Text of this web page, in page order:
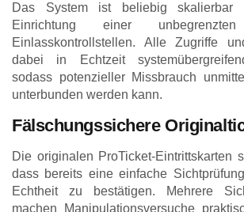
Das System ist beliebig skalierbar
Einrichtung einer
Einlasskontrollstellen. Alle Zugriffe
dabei in Echtzeit
sodass potenzieller Missbrauch
unterbunden werden kann.
Fälschungssichere
Die originalen ProTicket-Eintrittskarten
dass bereits eine einfache
Echtheit zu bestätigen. Mehrere
machen Manipulationsversuche